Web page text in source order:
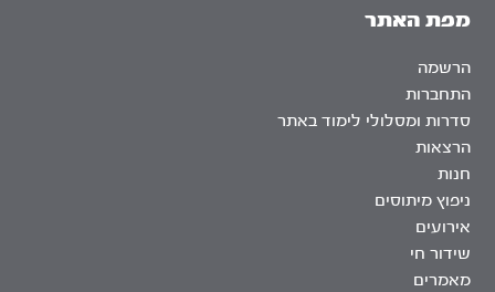
מפת האתר
הרשמה
התחברות
סדרות ומסלולי לימוד באתר
הרצאות
חנות
ניפוץ מיתוסים
אירועים
שידור חי
מאמרים